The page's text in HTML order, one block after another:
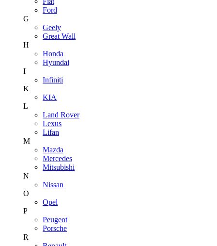
Ford
G
Geely
Great Wall
H
Honda
Hyundai
I
Infiniti
K
KIA
L
Land Rover
Lexus
Lifan
M
Mazda
Mercedes
Mitsubishi
N
Nissan
O
Opel
P
Peugeot
Porsche
R